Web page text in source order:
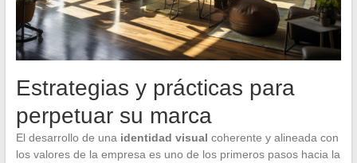
Estrategias y prácticas para
perpetuar su marca
El desarrollo de una identidad visual coherente y alineada con
los valores de la empresa es uno de los primeros pasos hacia la